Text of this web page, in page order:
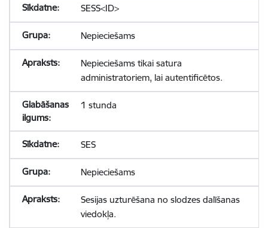
SESS<ID>
Nepieciešams
Nepieciešams tikai satura
administratoriem, lai autentificētos.
1 stunda
SES
Nepieciešams
Sesijas uzturēšana no slodzes dalīšanas
viedokļa.